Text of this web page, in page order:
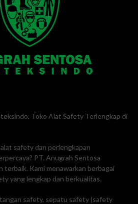
Toko Alat Safety Terlengkap di
safety dan perlengkapan
PT. Anugrah Sentosa
terbaik. Kami menawarkan berbagai
yang lengkap dan berkualitas.
safety, sepatu safety (safety